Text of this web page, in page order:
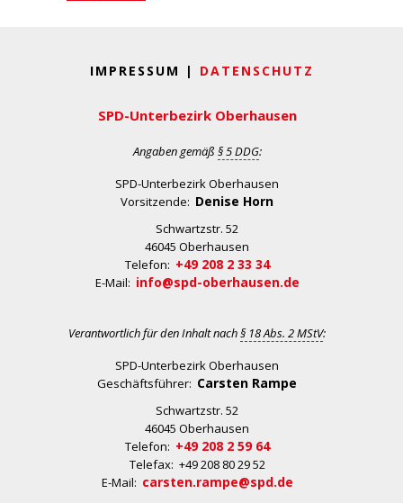
IMPRESSUM | DATENSCHUTZ
SPD-Unterbezirk Oberhausen
Angaben gemäß § 5 DDG:
SPD-Unterbezirk Oberhausen
Vorsitzende: Denise Horn
Schwartzstr. 52
46045 Oberhausen
Telefon: +49 208 2 33 34
E-Mail: info@spd-oberhausen.de
Verantwortlich für den Inhalt nach§ 18 Abs. 2 MStV:
SPD-Unterbezirk Oberhausen
Geschäftsführer: Carsten Rampe
Schwartzstr. 52
46045 Oberhausen
Telefon: +49 208 2 59 64
Telefax: +49 208 80 29 52
E-Mail: carsten.rampe@spd.de